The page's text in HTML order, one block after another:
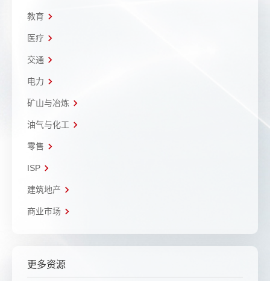
教育
医疗
交通
电力
矿山与冶炼
油气与化工
零售
ISP
建筑地产
商业市场
更多资源